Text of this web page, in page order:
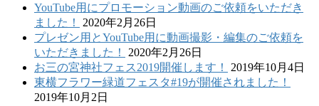
YouTube用にプロモーション動画のご依頼をいただき
ました！
2020年2月26日
プレゼン用とYouTube用に動画撮影・編集のご依頼を
いただきました！
2020年2月26日
お三の宮神社フェス2019開催します！
2019年10月4日
東横フラワー緑道フェスタ#19が開催されました！
2019年10月2日